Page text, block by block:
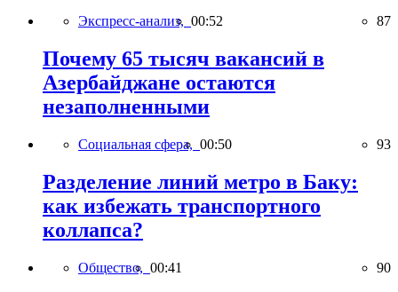
Экспресс-анализ, 00:52 87
Почему 65 тысяч вакансий в
Азербайджане остаются
незаполненными
Социальная сфера, 00:50 93
Разделение линий метро в Баку:
как избежать транспортного
коллапса?
Общество, 00:41 90